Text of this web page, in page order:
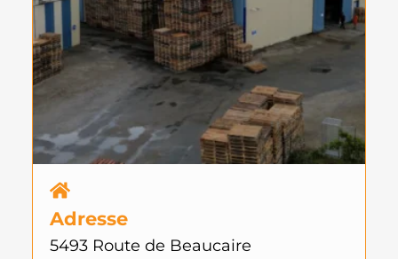
Adresse
5493 Route de Beaucaire